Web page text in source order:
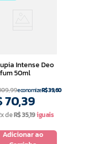
Intense Deo
50ml
,99economizeR$39,60
70,39
x deR$35,19
Adicionar ao